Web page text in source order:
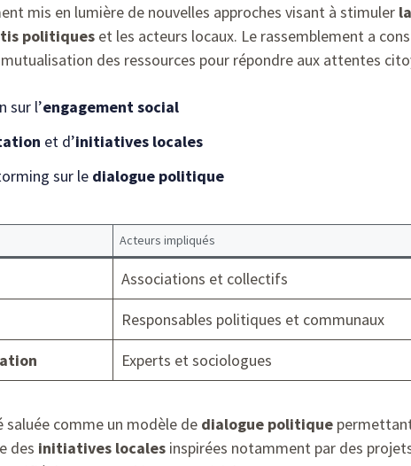
mis en lumière de nouvelles approches visant à stimuler
politiques et les acteurs locaux. Le rassemblement a
des ressources pour répondre aux attentes
sur l’engagement social
et d’initiatives locales
sur le dialogue politique
Acteurs impliqués
Associations et collectifs
Responsables politiques et communaux
Experts et sociologues
comme un modèle de dialogue politique
des initiatives locales inspirées notamment par des